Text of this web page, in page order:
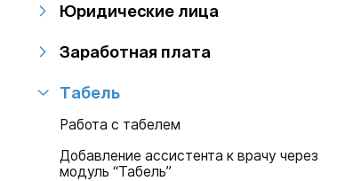
Юридические лица
Заработная плата
Табель
Работа с табелем
Добавление ассистента к врачу через
модуль “Табель”